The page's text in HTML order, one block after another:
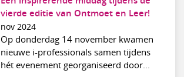
vierde editie van Ontmoet en Leer!
nov 2024
Op donderdag 14 november kwamen
nieuwe i-professionals samen tijdens
hét evenement georganiseerd door...